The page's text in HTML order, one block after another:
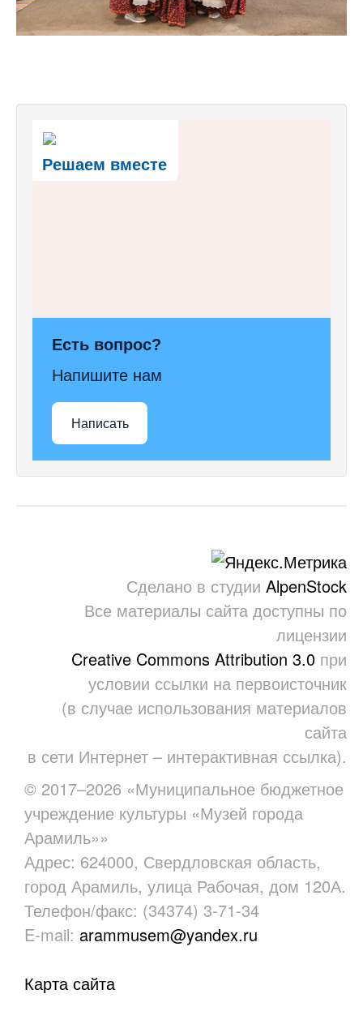
Решаем вместе
Есть вопрос?
Напишите нам
Написать
Сделано в студии AlpenStock
Все материалы сайта доступны по
лицензии
Creative Commons Attribution 3.0 при
условии ссылки на первоисточник
(в случае использования материалов
сайта
в сети Интернет – интерактивная ссылка).
© 2017–2026 «Муниципальное бюджетное
учреждение культуры «Музей города
Арамиль»»
Адрес: 624000, Свердловская область,
город Арамиль, улица Рабочая, дом 120А.
Телефон/факс: (34374) 3-71-34
E-mail: arammusem@yandex.ru
Карта сайта